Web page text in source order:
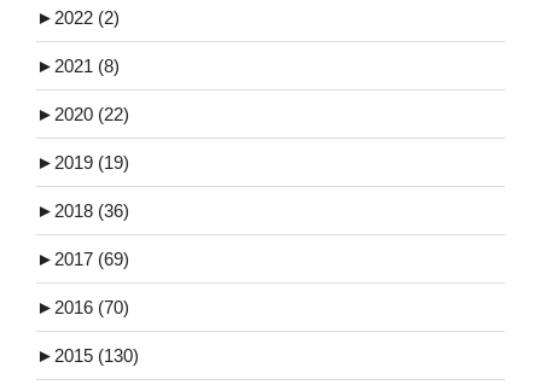
► 2022 (2)
► 2021 (8)
► 2020 (22)
► 2019 (19)
► 2018 (36)
► 2017 (69)
► 2016 (70)
► 2015 (130)